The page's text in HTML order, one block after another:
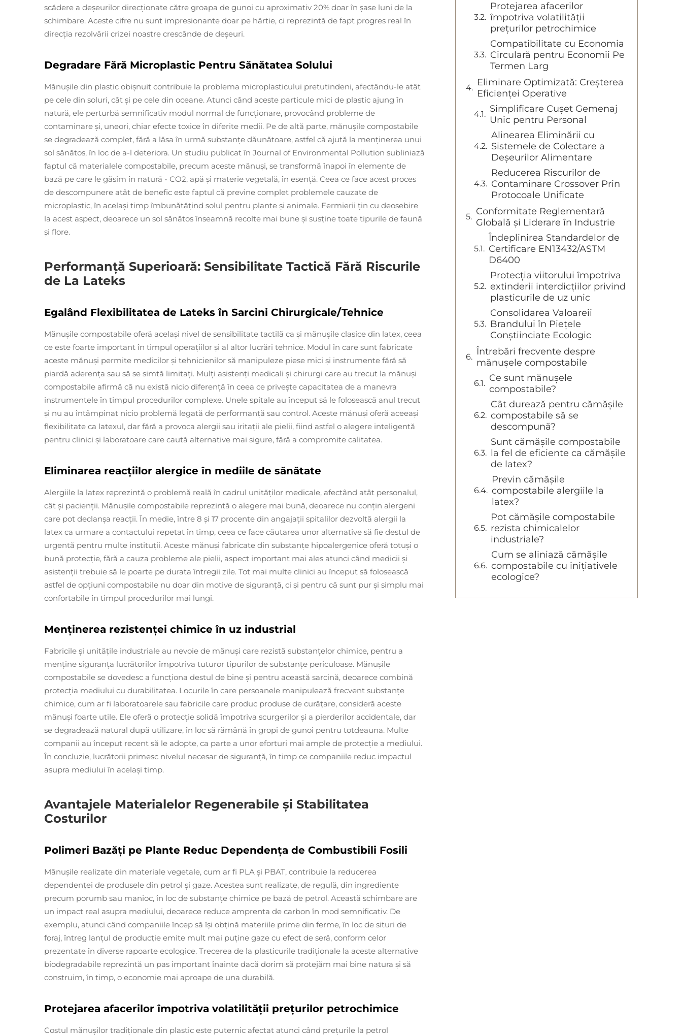
scădere a deșeurilor direcționate către groapa de gunoi cu aproximativ 20% doar în șase luni de la
schimbare. Aceste cifre nu sunt impresionante doar pe hârtie, ci reprezintă de fapt progres real în
direcția rezolvării crizei noastre crescânde de deșeuri.
Degradare Fără Microplastic Pentru Sănătatea Solului
Mănușile din plastic obișnuit contribuie la problema microplasticului pretutindeni, afectându-le atât
pe cele din soluri, cât și pe cele din oceane. Atunci când aceste particule mici de plastic ajung în
natură, ele perturbă semnificativ modul normal de funcționare, provocând probleme de
contaminare și, uneori, chiar efecte toxice în diferite medii. Pe de altă parte, mănușile compostabile
se degradează complet, fără a lăsa în urmă substanțe dăunătoare, astfel că ajută la menținerea unui
sol sănătos, în loc de a-l deteriora. Un studiu publicat în Journal of Environmental Pollution subliniază
faptul că materialele compostabile, precum aceste mănuși, se transformă înapoi în elemente de
bază pe care le găsim în natură - CO2, apă și materie vegetală, în esență. Ceea ce face acest proces
de descompunere atât de benefic este faptul că previne complet problemele cauzate de
microplastic, în același timp îmbunătățind solul pentru plante și animale. Fermierii țin cu deosebire
la acest aspect, deoarece un sol sănătos înseamnă recolte mai bune și susține toate tipurile de faună
și flore.
Performanță Superioară: Sensibilitate Tactică Fără Riscurile
de La Lateks
Egalând Flexibilitatea de Lateks în Sarcini Chirurgicale/Tehnice
Mănușile compostabile oferă același nivel de sensibilitate tactilă ca și mănușile clasice din latex, ceea
ce este foarte important în timpul operațiilor și al altor lucrări tehnice. Modul în care sunt fabricate
aceste mănuși permite medicilor și tehnicienilor să manipuleze piese mici și instrumente fără să
piardă aderența sau să se simtă limitați. Mulți asistenți medicali și chirurgi care au trecut la mănuși
compostabile afirmă că nu există nicio diferență în ceea ce privește capacitatea de a manevra
instrumentele în timpul procedurilor complexe. Unele spitale au început să le folosească anul trecut
și nu au întâmpinat nicio problemă legată de performanță sau control. Aceste mănuși oferă aceeași
flexibilitate ca latexul, dar fără a provoca alergii sau iritații ale pielii, fiind astfel o alegere inteligentă
pentru clinici și laboratoare care caută alternative mai sigure, fără a compromite calitatea.
Eliminarea reacțiilor alergice în mediile de sănătate
Alergiile la latex reprezintă o problemă reală în cadrul unităților medicale, afectând atât personalul,
cât și pacienții. Mănușile compostabile reprezintă o alegere mai bună, deoarece nu conțin alergeni
care pot declanșa reacții. În medie, între 8 și 17 procente din angajații spitalilor dezvoltă alergii la
latex ca urmare a contactului repetat în timp, ceea ce face căutarea unor alternative să fie destul de
urgentă pentru multe instituții. Aceste mănuși fabricate din substanțe hipoalergenice oferă totuși o
bună protecție, fără a cauza probleme ale pielii, aspect important mai ales atunci când medicii și
asistenții trebuie să le poarte pe durata întregii zile. Tot mai multe clinici au început să folosească
astfel de opțiuni compostabile nu doar din motive de siguranță, ci și pentru că sunt pur și simplu mai
confortabile în timpul procedurilor mai lungi.
Menținerea rezistenței chimice în uz industrial
Fabricile și unitățile industriale au nevoie de mănuși care rezistă substanțelor chimice, pentru a
menține siguranța lucrătorilor împotriva tuturor tipurilor de substanțe periculoase. Mănușile
compostabile se dovedesc a funcționa destul de bine și pentru această sarcină, deoarece combină
protecția mediului cu durabilitatea. Locurile în care persoanele manipulează frecvent substanțe
chimice, cum ar fi laboratoarele sau fabricile care produc produse de curățare, consideră aceste
mănuși foarte utile. Ele oferă o protecție solidă împotriva scurgerilor și a pierderilor accidentale, dar
se degradează natural după utilizare, în loc să rămână în gropi de gunoi pentru totdeauna. Multe
companii au început recent să le adopte, ca parte a unor eforturi mai ample de protecție a mediului.
În concluzie, lucrătorii primesc nivelul necesar de siguranță, în timp ce companiile reduc impactul
asupra mediului în același timp.
Avantajele Materialelor Regenerabile și Stabilitatea
Costurilor
Polimeri Bazăți pe Plante Reduc Dependența de Combustibili Fosili
Mănușile realizate din materiale vegetale, cum ar fi PLA și PBAT, contribuie la reducerea
dependenței de produsele din petrol și gaze. Acestea sunt realizate, de regulă, din ingrediente
precum porumb sau manioc, în loc de substanțe chimice pe bază de petrol. Această schimbare are
un impact real asupra mediului, deoarece reduce amprenta de carbon în mod semnificativ. De
exemplu, atunci când companiile încep să își obțină materiile prime din ferme, în loc de situri de
foraj, întreg lanțul de producție emite mult mai puține gaze cu efect de seră, conform celor
prezentate în diverse rapoarte ecologice. Trecerea de la plasticurile tradiționale la aceste alternative
biodegradabile reprezintă un pas important înainte dacă dorim să protejăm mai bine natura și să
construim, în timp, o economie mai aproape de una durabilă.
Protejarea afacerilor împotriva volatilității prețurilor petrochimice
Costul mănușilor tradiționale din plastic este puternic afectat atunci când prețurile la petrol
Protejarea afacerilor
împotriva volatilității
prețurilor petrochimice
Compatibilitate cu Economia
Circulară pentru Economii Pe
Termen Larg
Eliminare Optimizată: Creșterea
Eficienței Operative
Simplificare Cușet Gemenaj
Unic pentru Personal
Alinearea Eliminării cu
Sistemele de Colectare a
Deșeurilor Alimentare
Reducerea Riscurilor de
Contaminare Crossover Prin
Protocoale Unificate
Conformitate Reglementară
Globală și Liderare în Industrie
Îndeplinirea Standardelor de
Certificare EN13432/ASTM
D6400
Protecția viitorului împotriva
extinderii interdicțiilor privind
plasticurile de uz unic
Consolidarea Valoareii
Brandului în Piețele
Conștiinciate Ecologic
Întrebări frecvente despre
mănușele compostabile
Ce sunt mănușele
compostabile?
Cât durează pentru cămășile
compostabile să se
descompună?
Sunt cămășile compostabile
la fel de eficiente ca cămășile
de latex?
Previn cămășile
compostabile alergiile la
latex?
Pot cămășile compostabile
rezista chimicalelor
industriale?
Cum se aliniază cămășile
compostabile cu inițiativele
ecologice?